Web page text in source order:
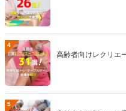
4
高齢者向けレクリエ
5